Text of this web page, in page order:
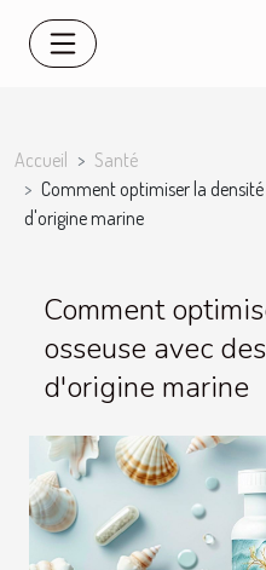
Accueil
Santé
Comment optimiser la
d'origine marine
Comment
osseuse avec
d'origine marine